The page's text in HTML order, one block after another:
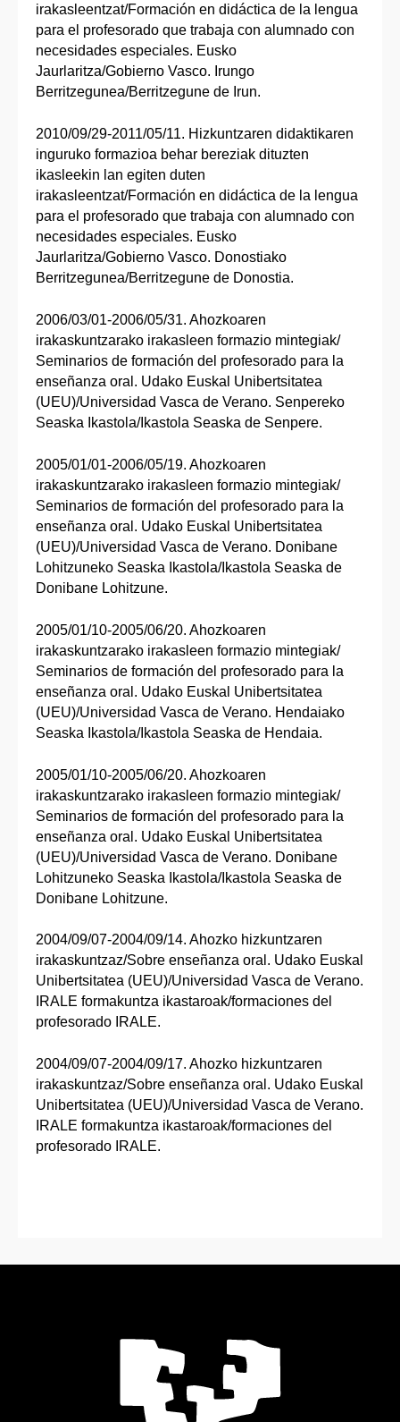
irakasleentzat/Formación en didáctica de la lengua
para el profesorado que trabaja con alumnado con
necesidades especiales. Eusko
Jaurlaritza/Gobierno Vasco. Irungo
Berritzegunea/Berritzegune de Irun.
2010/09/29-2011/05/11. Hizkuntzaren didaktikaren
inguruko formazioa behar bereziak dituzten
ikasleekin lan egiten duten
irakasleentzat/Formación en didáctica de la lengua
para el profesorado que trabaja con alumnado con
necesidades especiales. Eusko
Jaurlaritza/Gobierno Vasco. Donostiako
Berritzegunea/Berritzegune de Donostia.
2006/03/01-2006/05/31. Ahozkoaren
irakaskuntzarako irakasleen formazio mintegiak/
Seminarios de formación del profesorado para la
enseñanza oral. Udako Euskal Unibertsitatea
(UEU)/Universidad Vasca de Verano. Senpereko
Seaska Ikastola/Ikastola Seaska de Senpere.
2005/01/01-2006/05/19. Ahozkoaren
irakaskuntzarako irakasleen formazio mintegiak/
Seminarios de formación del profesorado para la
enseñanza oral. Udako Euskal Unibertsitatea
(UEU)/Universidad Vasca de Verano. Donibane
Lohitzuneko Seaska Ikastola/Ikastola Seaska de
Donibane Lohitzune.
2005/01/10-2005/06/20. Ahozkoaren
irakaskuntzarako irakasleen formazio mintegiak/
Seminarios de formación del profesorado para la
enseñanza oral. Udako Euskal Unibertsitatea
(UEU)/Universidad Vasca de Verano. Hendaiako
Seaska Ikastola/Ikastola Seaska de Hendaia.
2005/01/10-2005/06/20. Ahozkoaren
irakaskuntzarako irakasleen formazio mintegiak/
Seminarios de formación del profesorado para la
enseñanza oral. Udako Euskal Unibertsitatea
(UEU)/Universidad Vasca de Verano. Donibane
Lohitzuneko Seaska Ikastola/Ikastola Seaska de
Donibane Lohitzune.
2004/09/07-2004/09/14. Ahozko hizkuntzaren
irakaskuntzaz/Sobre enseñanza oral. Udako Euskal
Unibertsitatea (UEU)/Universidad Vasca de Verano.
IRALE formakuntza ikastaroak/formaciones del
profesorado IRALE.
2004/09/07-2004/09/17. Ahozko hizkuntzaren
irakaskuntzaz/Sobre enseñanza oral. Udako Euskal
Unibertsitatea (UEU)/Universidad Vasca de Verano.
IRALE formakuntza ikastaroak/formaciones del
profesorado IRALE.